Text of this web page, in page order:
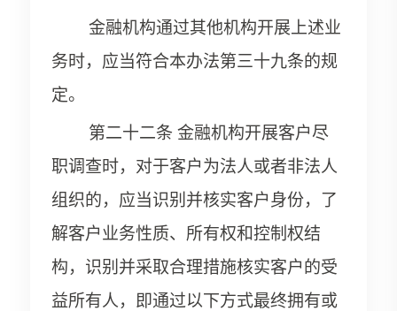
金融机构通过其他机构开展上述业
务时，应当符合本办法第三十九条的规
定。
第二十二条 金融机构开展客户尽
职调查时，对于客户为法人或者非法人
组织的，应当识别并核实客户身份，了
解客户业务性质、所有权和控制权结
构，识别并采取合理措施核实客户的受
益所有人，即通过以下方式最终拥有或